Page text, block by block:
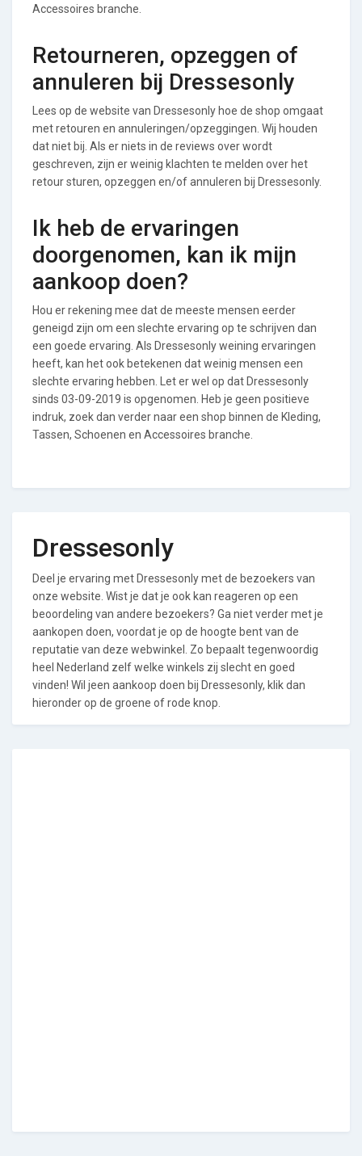
Accessoires branche.
Retourneren, opzeggen of
annuleren bij Dressesonly
Lees op de website van Dressesonly hoe de shop omgaat
met retouren en annuleringen/opzeggingen. Wij houden
dat niet bij. Als er niets in de reviews over wordt
geschreven, zijn er weinig klachten te melden over het
retour sturen, opzeggen en/of annuleren bij Dressesonly.
Ik heb de ervaringen
doorgenomen, kan ik mijn
aankoop doen?
Hou er rekening mee dat de meeste mensen eerder
geneigd zijn om een slechte ervaring op te schrijven dan
een goede ervaring. Als Dressesonly weining ervaringen
heeft, kan het ook betekenen dat weinig mensen een
slechte ervaring hebben. Let er wel op dat Dressesonly
sinds 03-09-2019 is opgenomen. Heb je geen positieve
indruk, zoek dan verder naar een shop binnen de Kleding,
Tassen, Schoenen en Accessoires branche.
Dressesonly
Deel je ervaring met Dressesonly met de bezoekers van
onze website. Wist je dat je ook kan reageren op een
beoordeling van andere bezoekers? Ga niet verder met je
aankopen doen, voordat je op de hoogte bent van de
reputatie van deze webwinkel. Zo bepaalt tegenwoordig
heel Nederland zelf welke winkels zij slecht en goed
vinden! Wil jeen aankoop doen bij Dressesonly, klik dan
hieronder op de groene of rode knop.